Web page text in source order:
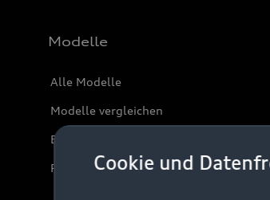
Cookie und
Modelle
Alle Modelle
Modelle vergleichen
Elektromodelle
Plug-in-Hybride